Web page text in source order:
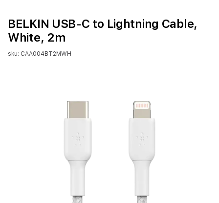
BELKIN USB-C to Lightning Cable,
White, 2m
sku: CAA004BT2MWH